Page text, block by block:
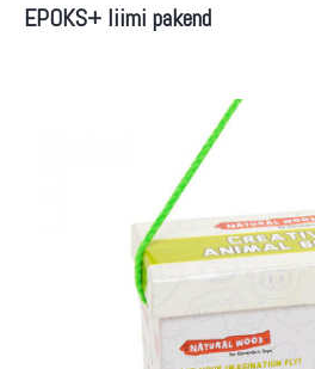
EPOKS+ liimi pakend